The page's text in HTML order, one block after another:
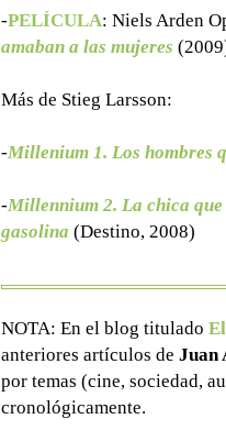
-PELÍCULA: Niels Arden
amaban a las mujeres
Más de Stieg Larsson:
-Millenium 1. Los hombres
-Millennium 2. La chica
gasolina (Destino, 2008)
NOTA: En el blog titulado
anteriores artículos de Juan
por temas (cine, sociedad,
cronológicamente.